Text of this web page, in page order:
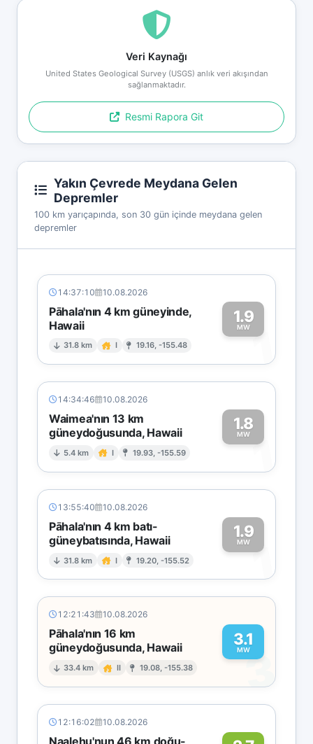
Veri Kaynağı
United States Geological Survey (USGS) anlık veri akışından
sağlanmaktadır.
Resmi Rapora Git
Yakın Çevrede Meydana Gelen
Depremler
100 km yarıçapında, son 30 gün içinde meydana gelen
depremler
14:37:10 10.08.2026
Pāhala'nın 4 km güneyinde,
Hawaii
31.8 km I 19.16, -155.48
1.9
MW1
14:34:46 10.08.2026
Waimea'nın 13 km
güneydoğusunda, Hawaii
5.4 km I 19.93, -155.59
1.8
MW1
13:55:40 10.08.2026
Pāhala'nın 4 km batı-
güneybatısında, Hawaii
31.8 km I 19.20, -155.52
1.9
MW1
12:21:43 10.08.2026
Pāhala'nın 16 km
güneydoğusunda, Hawaii
33.4 km II 19.08, -155.38
3.1
MW
3
12:16:02 10.08.2026
Naalehu'nun 46 km doğu-